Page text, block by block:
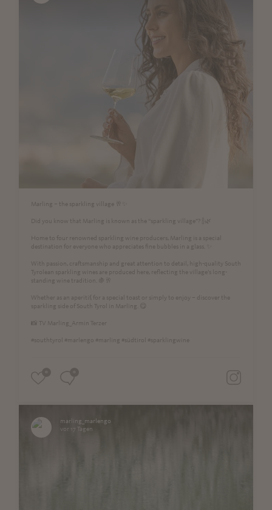
Marling – the sparkling village 🥂✨
Did you know that Marling is known as the “sparkling village”? 🍾🌿
Home to four renowned sparkling wine producers, Marling is a special
destination for everyone who appreciates fine bubbles in a glass. ✨
With passion, craftsmanship and great attention to detail, high-quality South
Tyrolean sparkling wines are produced here, reflecting the village’s long-
standing wine tradition. 🍇🥂
Whether as an aperitif, for a special toast or simply to enjoy – discover the
sparkling side of South Tyrol in Marling. 😋
📸 TV Marling_Armin Terzer
#southtyrol #marlengo #marling #südtirol #sparklingwine
marling_marlengo
vor 17 Tagen